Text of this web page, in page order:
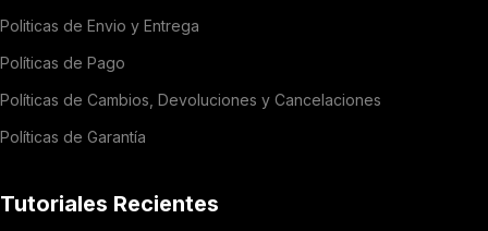
Politicas de Envio y Entrega
Políticas de Pago
Políticas de Cambios, Devoluciones y Cancelaciones
Políticas de Garantía
Tutoriales Recientes